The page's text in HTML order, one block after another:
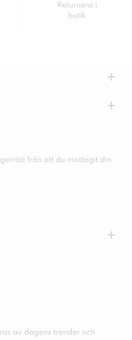
Returnera i
butik
+
+
från att du mottagit din
+
av dagens trender och